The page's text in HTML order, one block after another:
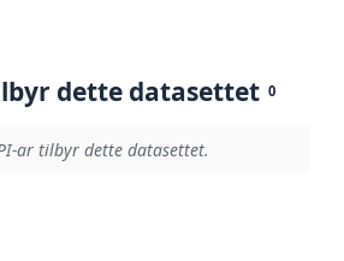
dette datasettet 0
ar tilbyr dette datasettet.